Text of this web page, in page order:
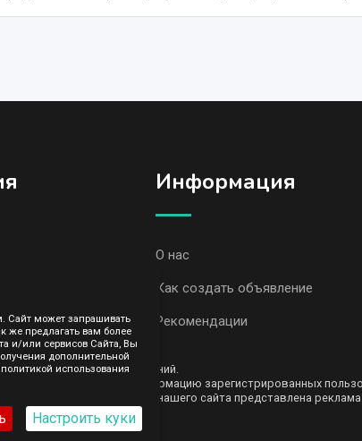
Информация
О нас
Как создать объявление
Рекомендации
размещенных объявлений.
не продаем личную информацию зарегистрированных
На некоторых страницах нашего сайта представлена
Сайт может запрашивать
же предлагать вам более
и/или сервисов Сайта, Вы
дополнительной
использования
Настроить куки